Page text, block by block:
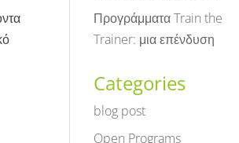
Προγράμματα Train the
Trainer: μια επένδυση
Categories
blog post
Open Programs